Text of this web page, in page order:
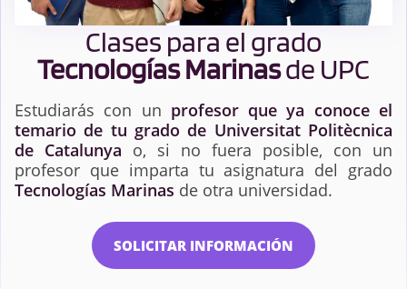
Clases para el grado
Tecnologías Marinasde UPC
Estudiarás con un profesor que ya conoce el
temario de tu grado de Universitat Politècnica
de Catalunya o, si no fuera posible, con un
profesor que imparta tu asignatura del grado
Tecnologías Marinas de otra universidad.
SOLICITAR INFORMACIÓN